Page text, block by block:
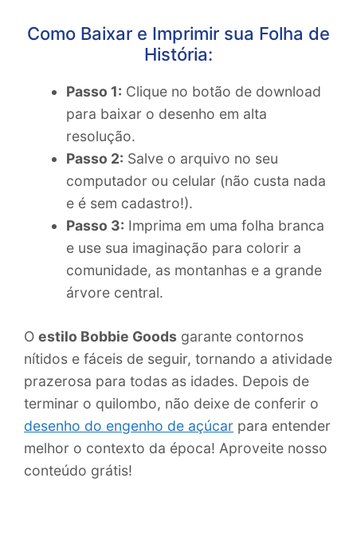
Como Baixar e Imprimir sua Folha de
História:
Passo 1: Clique no botão de download
para baixar o desenho em alta
resolução.
Passo 2: Salve o arquivo no seu
computador ou celular (não custa nada
e é sem cadastro!).
Passo 3: Imprima em uma folha branca
e use sua imaginação para colorir a
comunidade, as montanhas e a grande
árvore central.
O estilo Bobbie Goods garante contornos
nítidos e fáceis de seguir, tornando a atividade
prazerosa para todas as idades. Depois de
terminar o quilombo, não deixe de conferir o
desenho do engenho de açúcar para entender
melhor o contexto da época! Aproveite nosso
conteúdo grátis!